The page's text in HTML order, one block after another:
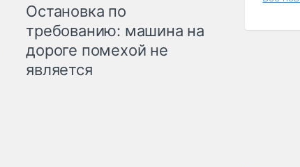
Остановка по
требованию: машина на
дороге помехой не
является